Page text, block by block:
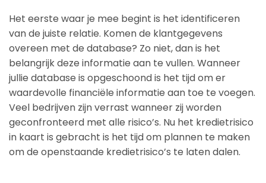
Het eerste waar je mee begint is het identificeren
van de juiste relatie. Komen de klantgegevens
overeen met de database? Zo niet, dan is het
belangrijk deze informatie aan te vullen. Wanneer
jullie database is opgeschoond is het tijd om er
waardevolle financiële informatie aan toe te voegen.
Veel bedrijven zijn verrast wanneer zij worden
geconfronteerd met alle risico’s. Nu het kredietrisico
in kaart is gebracht is het tijd om plannen te maken
om de openstaande kredietrisico’s te laten dalen.